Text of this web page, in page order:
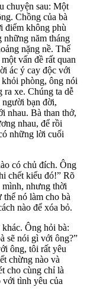
chuyện sau: Một
Chồng của bà
điểm không phù
những năm tháng
nặng nề. Thế
vấn đề rất quan
ác ý cay độc với
phòng, ông nói
ra xe. Chúng ta dễ
người bạn đời,
nhau. Bà than thở,
nhau, để rồi
những lời cuối
có chủ đích. Ông
chết kiểu đó!” Rõ
mình, nhưng thời
nó làm cho bà
nào để xóa bỏ.
Ông hỏi bà:
sẽ nói gì với ông?”
ông, tôi rất yêu
chừng nào và
cho cùng chỉ là
với tình yêu của